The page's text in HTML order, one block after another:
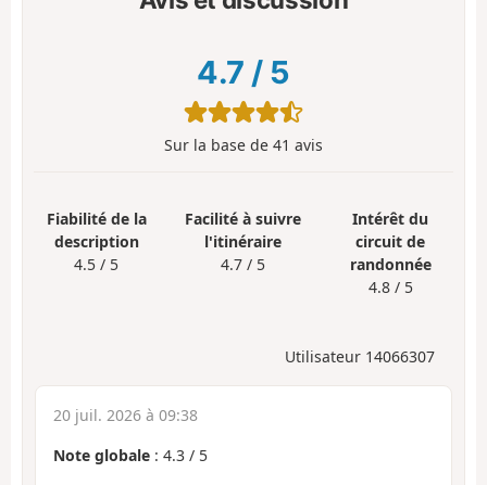
4.7 / 5
Sur la base de 41 avis
Fiabilité de la
description
4.5 / 5
Facilité à suivre
l'itinéraire
4.7 / 5
Intérêt du
circuit de
randonnée
4.8 / 5
Utilisateur 14066307
20 juil. 2026 à 09:38
Note globale : 4.3 / 5